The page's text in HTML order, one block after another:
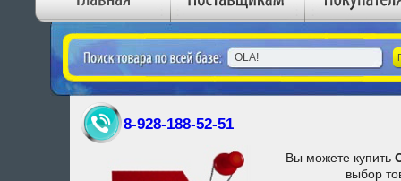
8-928-188-52-51
Вы можете купить
выбор